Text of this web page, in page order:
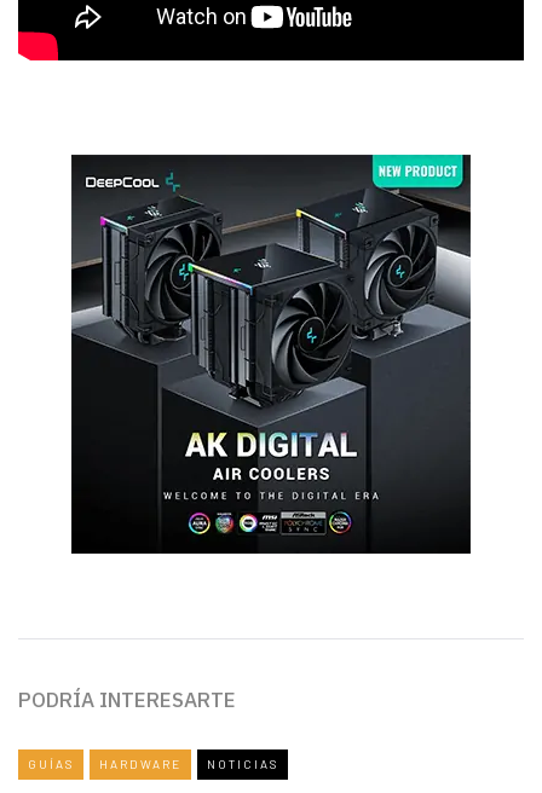
PODRÍA INTERESARTE
GUÍAS HARDWARE NOTICIAS